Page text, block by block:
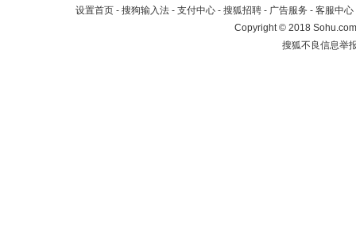
设置首页 - 搜狗输入法 - 支付中心 - 搜狐招聘 - 广告服务 - 客服中心
Copyright©2018
搜狐不良信息举